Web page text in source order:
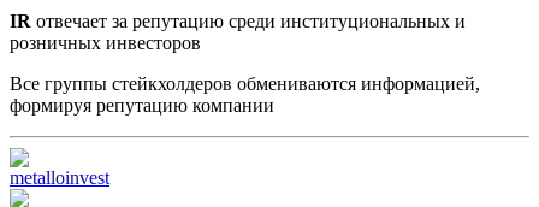
IR отвечает за репутацию среди институциональных и
розничных инвесторов
Все группы стейкхолдеров обмениваются информацией,
формируя репутацию компании